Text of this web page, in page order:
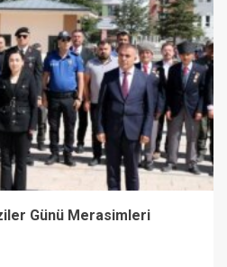
Günü Merasimleri